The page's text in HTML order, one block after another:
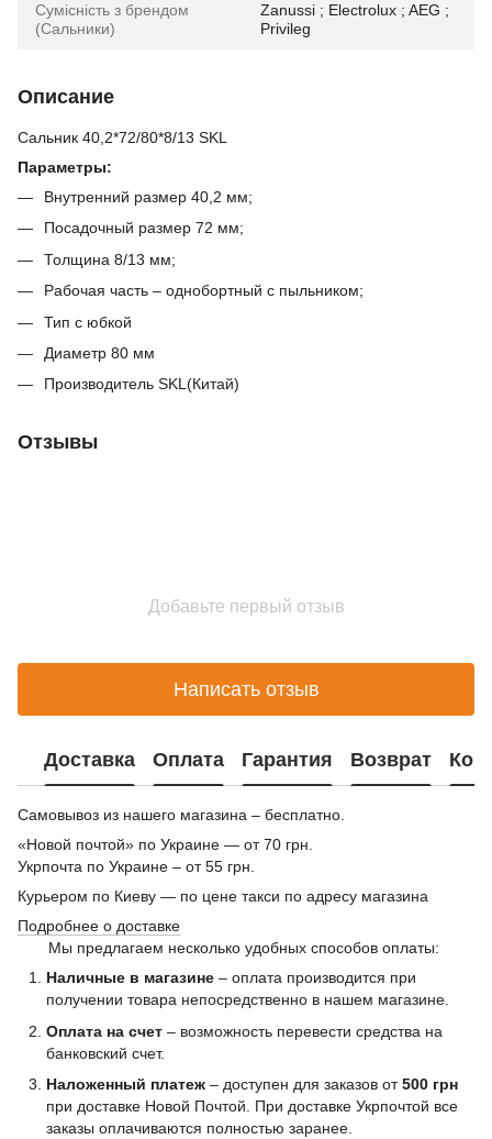
Сумісність з брендом
(Сальники)
Zanussi ; Electrolux ; AEG ;
Privileg
Описание
Сальник 40,2*72/80*8/13 SKL
Параметры:
Внутренний размер 40,2 мм;
Посадочный размер 72 мм;
Толщина 8/13 мм;
Рабочая часть – однобортный с пыльником;
Тип с юбкой
Диаметр 80 мм
Производитель SKL(Китай)
Отзывы
Добавьте первый отзыв
Написать отзыв
Доставка Оплата Гарантия Возврат
Самовывоз из нашего магазина – бесплатно.
«Новой почтой» по Украине — от 70 грн.
Укрпочта по Украине – от 55 грн.
Курьером по Киеву — по цене такси по адресу магазина
Подробнее о доставке
Мы предлагаем несколько удобных способов оплаты:
Наличные в магазине – оплата производится при
получении товара непосредственно в нашем магазине.
Оплата на счет – возможность перевести средства на
банковский счет.
Наложенный платеж – доступен для заказов от500 грн
при доставке Новой Почтой. При доставке Укрпочтой все
заказы оплачиваются полностью заранее.